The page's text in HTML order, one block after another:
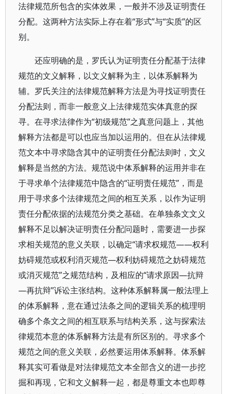
法律规范所包含的实体效果，一般并不涉及证明责任
分配。这两种方法实际上存在着“形式”与“实质”的区
别。
还应明确的是，罗氏认为证明责任分配基于法律
规范的文义解释，以文义解释为主，以体系解释为
辅。罗氏关注的法律规范解释方法是为寻找证明责任
分配法则，而非一般意义上法律规范实体真意的探
寻。在寻求法律作为“初级规范”之真意问题上，其他
解释方法都是可以也应当加以运用的。但在从法律规
范文本中寻求隐含其中的证明责任分配法则时，文义
解释是当然的方法。规范说中体系解释的运用并非在
于寻求单个法律规范中隐含的“证明责任规范”，而是
用于寻求多个法律规范之间的相互关系，以作为证明
责任分配依据的法规范分类之基础。在单独条文文义
解释不足以解决证明责任分配问题时，需要进一步探
求相关规范的意义关联，以确定“请求权规范——权利
妨碍规范或权利消灭规范—权利妨碍规范之妨碍规范
或消灭规范”之规范结构，及相应的“请求原因—抗辩
—再抗辩”诉讼主张结构。这种体系解释属一般法理上
的体系解释，意在通过法条之间的逻辑关系的梳理明
确多个条文之间的相互联系与结构关系，这与探索法
律规范本意的体系解释方法是有所区别的。寻求多个
规范之间的意义关联，必然要运用体系解释。体系解
释其实可看做是对法律规范文本全部含义的进一步挖
掘和再现，它和文义解释一起，都是尊重文本也即尊